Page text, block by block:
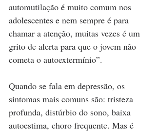
automutilação é muito comum nos
adolescentes e nem sempre é para
chamar a atenção, muitas vezes é um
grito de alerta para que o jovem não
cometa o autoextermínio”.
Quando se fala em depressão, os
sintomas mais comuns são: tristeza
profunda, distúrbio do sono, baixa
autoestima, choro frequente. Mas é